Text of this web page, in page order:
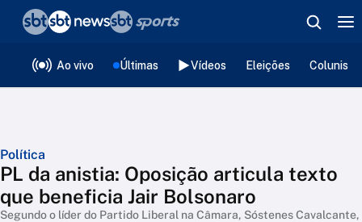
Ao vivo Últimas Vídeos Eleições
Política
PL da anistia: Oposição articula texto
que beneficia Jair Bolsonaro
Segundo o líder do Partido Liberal na Câmara, Sóstenes Cavalcante,
❮voltar
Editorias